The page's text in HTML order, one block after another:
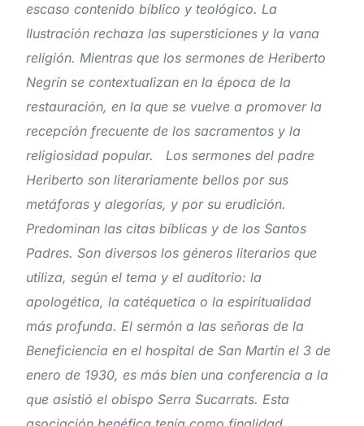
escaso contenido bíblico y teológico. La
Ilustración rechaza las supersticiones y la vana
religión. Mientras que los sermones de Heriberto
Negrín se contextualizan en la época de la
restauración, en la que se vuelve a promover la
recepción frecuente de los sacramentos y la
religiosidad popular. Los sermones del padre
Heriberto son literariamente bellos por sus
metáforas y alegorías, y por su erudición.
Predominan las citas bíblicas y de los Santos
Padres. Son diversos los géneros literarios que
utiliza, según el tema y el auditorio: la
apologética, la catéquetica o la espiritualidad
más profunda. El sermón a las señoras de la
Beneficiencia en el hospital de San Martín el 3 de
enero de 1930, es más bien una conferencia a la
que asistió el obispo Serra Sucarrats. Esta